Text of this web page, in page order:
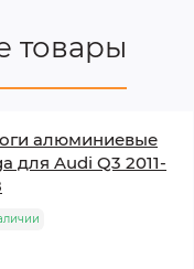
товары
алюминиевые
для Audi Q3 2011-